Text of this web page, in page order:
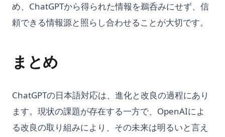
め、ChatGPTから得られた情報を鵜呑みにせず、信
頼できる情報源と照らし合わせることが大切です。
まとめ
ChatGPTの日本語対応は、進化と改良の過程にあり
ます。現状の課題が存在する一方で、OpenAIによ
る改良の取り組みにより、その未来は明るいと言え